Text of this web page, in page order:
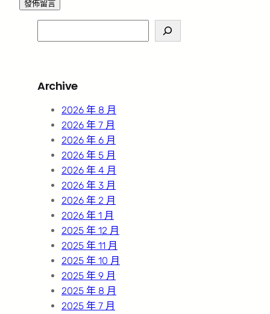
e
c
Archive
2026 年 8 月
2026 年 7 月
2026 年 6 月
2026 年 5 月
2026 年 4 月
2026 年 3 月
2026 年 2 月
2026 年 1 月
2025 年 12 月
2025 年 11 月
2025 年 10 月
2025 年 9 月
2025 年 8 月
2025 年 7 月